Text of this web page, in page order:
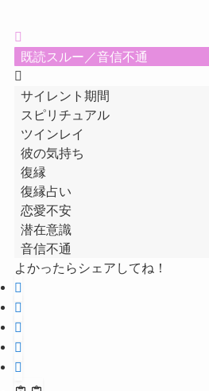
既読スルー／音信不通
サイレント期間
スピリチュアル
ツインレイ
彼の気持ち
復縁
復縁占い
恋愛不安
潜在意識
音信不通
よかったらシェアしてね！